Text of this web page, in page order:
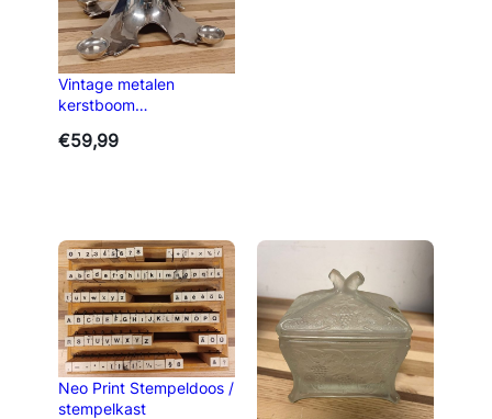
Vintage metalen
kerstboom
€59,99
Neo Print Stempeldoos /
stempelkast